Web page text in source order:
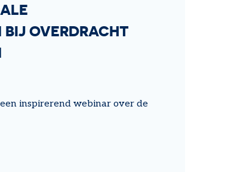
OVERDRACHT
inspirerend webinar over de